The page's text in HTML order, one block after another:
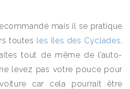
mais il se pratique
toutes les îles des Cyclades
tout de même de l’auto-
levez pas votre pouce pour
car cela pourrait être